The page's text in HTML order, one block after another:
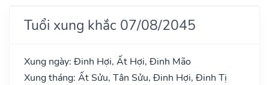
Tuổi xung khắc 07/08/2045
Xung ngày: Đinh Hợi, Ất Hợi, Đinh Mão
Xung tháng: Ất Sửu, Tân Sửu, Đinh Hợi, Đinh Tị